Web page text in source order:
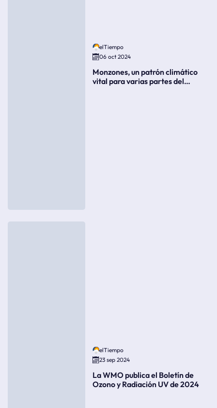
elTiempo
06 oct 2024
Monzones, un patrón climático
vital para varias partes del
elTiempo
23 sep 2024
La WMO publica el Boletín de
Ozono y Radiación UV de 2024